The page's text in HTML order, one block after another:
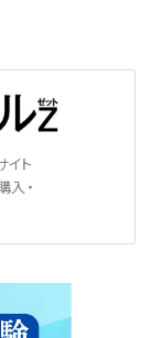
イト
入・